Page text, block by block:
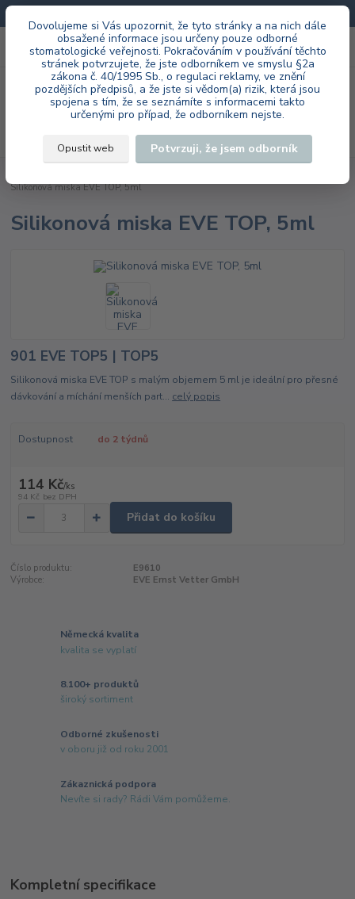
Dovolujeme si Vás upozornit, že tyto stránky a na nich dále
obsažené informace jsou určeny pouze odborné
stomatologické veřejnosti. Pokračováním v používání těchto
stránek potvrzujete, že jste odborníkem ve smyslu §2a
zákona č. 40/1995 Sb., o regulaci reklamy, ve znění
pozdějších předpisů, a že jste si vědom(a) rizik, která jsou
spojena s tím, že se seznámíte s informacemi takto
určenými pro případ, že odborníkem nejste.
Opustit web Potvrzuji, že jsem odborník
Menu
Hledat
+420 603 985 555 za0 Kč
Silikonová miska EVE TOP, 5ml
Silikonová miska EVE TOP, 5ml
901 EVE TOP5 | TOP5
Silikonová miska EVE TOP s malým objemem 5 ml je ideální pro přesné
dávkování a míchání menších part... celý popis
Dostupnost do 2 týdnů
114 Kč/ks
94 Kč bez DPH
Přidat do košíku
Číslo produktu:
E9610
Výrobce:
EVE Ernst Vetter GmbH
Německá kvalita
kvalita se vyplatí
8.100+ produktů
široký sortiment
Odborné zkušenosti
v oboru již od roku 2001
Zákaznická podpora
Nevíte si rady? Rádi Vám pomůžeme.
Kompletní specifikace